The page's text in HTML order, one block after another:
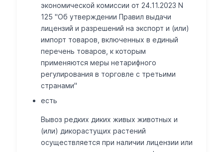
экономической комиссии от 24.11.2023 N
125 "Об утверждении Правил выдачи
лицензий и разрешений на экспорт и (или)
импорт товаров, включенных в единый
перечень товаров, к которым
применяются меры нетарифного
регулирования в торговле с третьими
странами"
есть
Вывоз редких диких живых животных и
(или) дикорастущих растений
осуществляется при наличии лицензии или